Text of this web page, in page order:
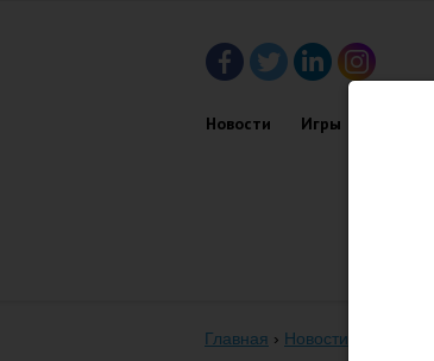
Новости Игры
Главная › Новости